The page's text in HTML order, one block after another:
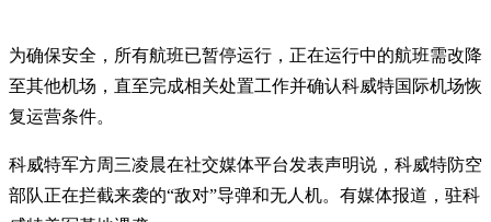
为确保安全，所有航班已暂停运行，正在运行中的航班需改降
至其他机场，直至完成相关处置工作并确认科威特国际机场恢
复运营条件。
科威特军方周三凌晨在社交媒体平台发表声明说，科威特防空
部队正在拦截来袭的“敌对”导弹和无人机。有媒体报道，驻科